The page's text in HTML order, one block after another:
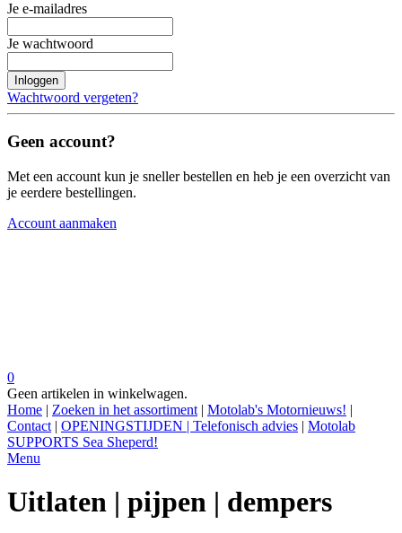
Je e-mailadres
Je wachtwoord
Inloggen
Wachtwoord vergeten?
Geen account?
Met een account kun je sneller bestellen en heb je een overzicht van
je eerdere bestellingen.
Account aanmaken
0
Geen artikelen in winkelwagen.
Home | Zoeken in het assortiment | Motolab's Motornieuws! |
Contact | OPENINGSTIJDEN | Telefonisch advies | Motolab
SUPPORTS Sea Sheperd!
Menu
Uitlaten | pijpen | dempers